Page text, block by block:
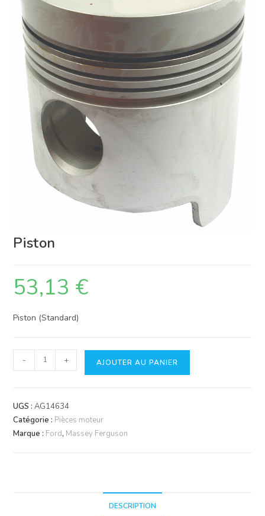
Piston
53,13 €
Piston (Standard)
quantité
de
- + AJOUTER AU PANIER
UGS :AG14634
Catégorie : Pièces moteur
Marque : Ford, Massey Ferguson
DESCRIPTION